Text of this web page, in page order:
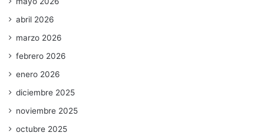
abril 2026
marzo 2026
febrero 2026
enero 2026
diciembre 2025
noviembre 2025
octubre 2025